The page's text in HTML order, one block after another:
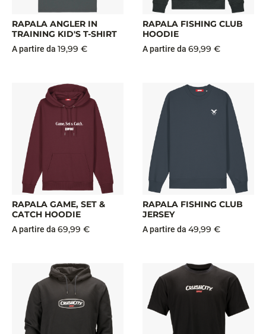
RAPALA ANGLER IN
TRAINING KID'S T-SHIRT
A partire da 19,99 €
RAPALA FISHING CLUB
HOODIE
A partire da 69,99 €
RAPALA GAME, SET &
CATCH HOODIE
A partire da 69,99 €
RAPALA FISHING CLUB
JERSEY
A partire da 49,99 €